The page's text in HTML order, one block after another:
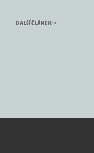
DALŠÍ ČLÁNEK